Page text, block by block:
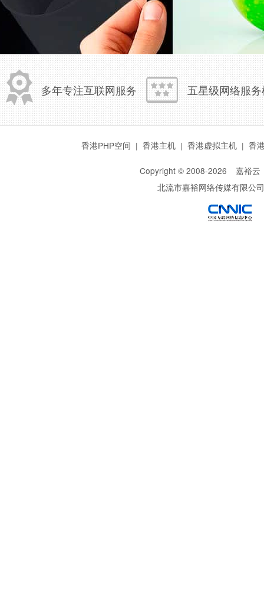
多年专注互联网服务 五星级网络服
香港PHP空间 | 香港主机 | 香港虚拟主机 | 香
Copyright © 2008-2026 嘉裕云
北流市嘉裕网络传媒有限公司